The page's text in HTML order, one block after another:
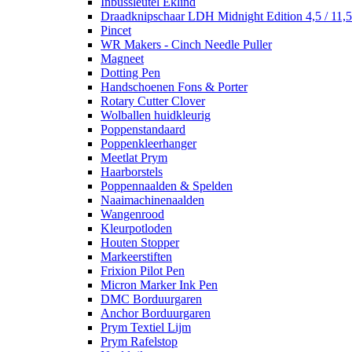
Draadknipschaar LDH Midnight Edition 4,5 /
Pincet
WR Makers - Cinch Needle Puller
Magneet
Dotting Pen
Handschoenen Fons & Porter
Rotary Cutter Clover
Wolballen huidkleurig
Poppenstandaard
Poppenkleerhanger
Meetlat Prym
Haarborstels
Poppennaalden & Spelden
Naaimachinenaalden
Wangenrood
Kleurpotloden
Houten Stopper
Markeerstiften
Frixion Pilot Pen
Micron Marker Ink Pen
DMC Borduurgaren
Anchor Borduurgaren
Prym Textiel Lijm
Prym Rafelstop